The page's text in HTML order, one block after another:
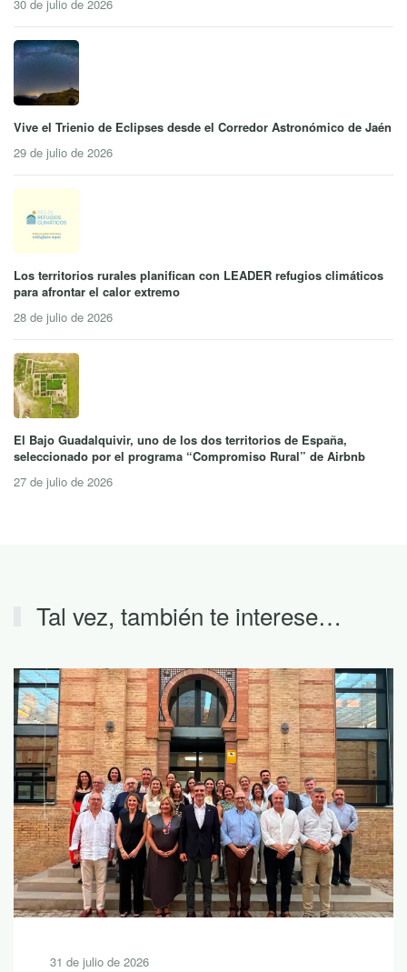
30 de julio de 2026
Vive el Trienio de Eclipses desde el Corredor Astronómico de Jaén
29 de julio de 2026
Los territorios rurales planifican con LEADER refugios climáticos
para afrontar el calor extremo
28 de julio de 2026
El Bajo Guadalquivir, uno de los dos territorios de España,
seleccionado por el programa “Compromiso Rural” de Airbnb
27 de julio de 2026
Tal vez, también te interese…
30 de julio de 2026